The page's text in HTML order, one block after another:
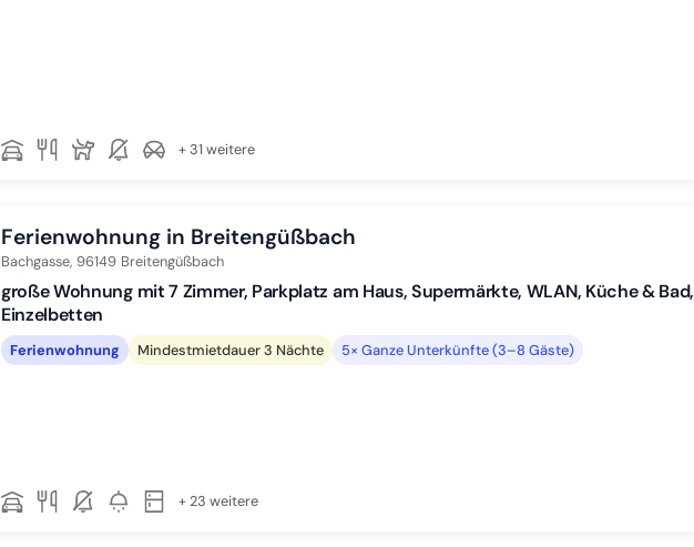
+ 31 weitere
Ferienwohnung in Breitengüßbach
Bachgasse, 96149 Breitengüßbach
große Wohnung mit 7 Zimmer, Parkplatz am Haus, Supermärkte, WLAN, Küche & Bad,
Einzelbetten
Ferienwohnung Mindestmietdauer 3 Nächte 5× Ganze Unterkünfte (3–8 Gäste)
+ 23 weitere